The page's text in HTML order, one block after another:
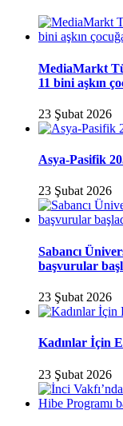
MediaMarkt
11 bini aşkın
23 Şubat 2026
Asya-Pasifik
23 Şubat 2026
Sabancı
başvurular
23 Şubat 2026
Kadınlar İçin
23 Şubat 2026